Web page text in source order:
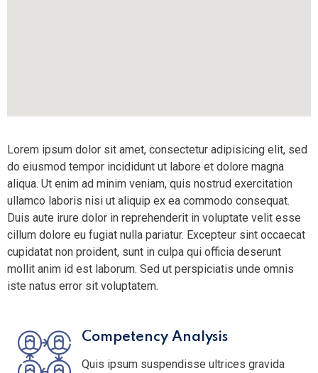
Lorem ipsum dolor sit amet, consectetur adipisicing elit, sed
do eiusmod tempor incididunt ut labore et dolore magna
aliqua. Ut enim ad minim veniam, quis nostrud exercitation
ullamco laboris nisi ut aliquip ex ea commodo consequat.
Duis aute irure dolor in reprehenderit in voluptate velit esse
cillum dolore eu fugiat nulla pariatur. Excepteur sint occaecat
cupidatat non proident, sunt in culpa qui officia deserunt
mollit anim id est laborum. Sed ut perspiciatis unde omnis
iste natus error sit voluptatem.
Competency Analysis
Quis ipsum suspendisse ultrices gravida